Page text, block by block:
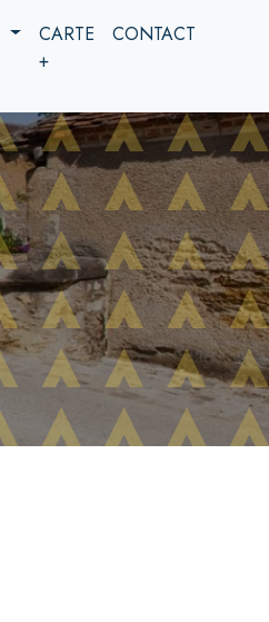
CARTE
+
CONTACT